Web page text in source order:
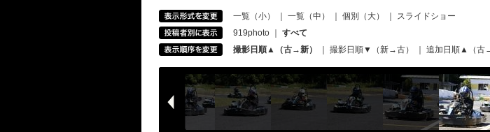
一覧（小） 一覧（中） 個別（大）
スライドショー
919photo
すべて
撮影日順▲（古→新）
撮影日順▼（新→古） 追加日順▲（古→